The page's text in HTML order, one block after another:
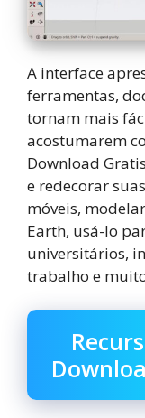
A interface
ferramentas,
tornam mais
acostumarem
Download
e redecorar
móveis,
Earth, usá-lo
universitários,
trabalho e